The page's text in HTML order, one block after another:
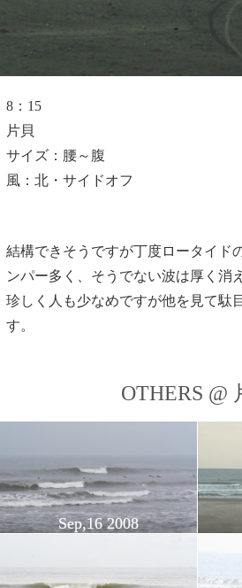
8：15
片貝
サイズ：腰～腹
風：北・サイドオフ
結構できそうですが丁度ロータイド
ンパー多く、そうでない波は厚く消
珍しく人も少なめですが他を見て駄
す。
OTHERS @
Sep,16 2008